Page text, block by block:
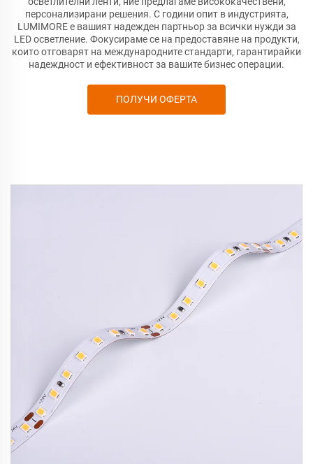
персонализирани решения. С години опит в индустрията,
LUMIMORE е вашият надежден партньор за всички нужди за
LED осветление. Фокусираме се на предоставяне на продукти,
които отговарят на международните стандарти, гарантирайки
надеждност и ефективност за вашите бизнес операции.
ПОЛУЧИ ОФЕРТА